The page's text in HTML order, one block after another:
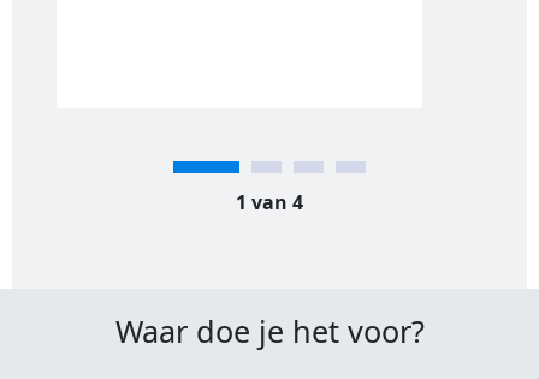
1 van 4
Waar doe je het voor?